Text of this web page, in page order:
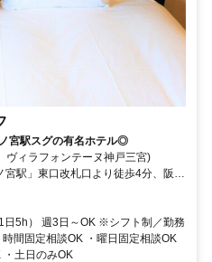
宮駅スグの有名ホテル◎
ィラフォンテーヌ神戸三宮)
駅」東口改札口より徒歩4分、阪
より徒歩5～7分
5h） 週3日～OK ※シフト制／勤務
間固定相談OK ・曜日固定相談OK
・土日のみOK